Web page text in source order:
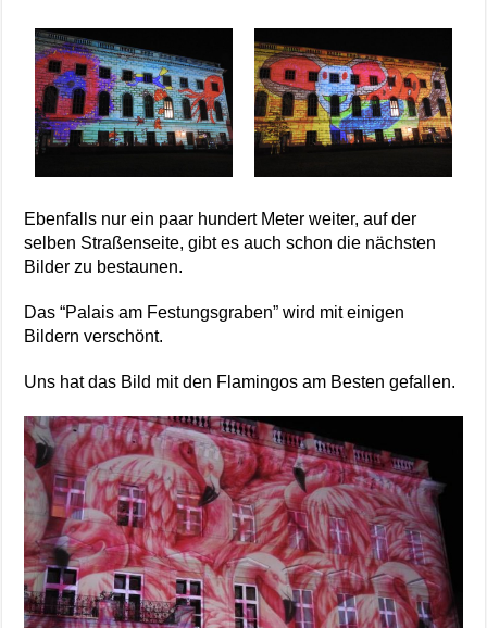
Ebenfalls nur ein paar hundert Meter weiter, auf der
selben Straßenseite, gibt es auch schon die nächsten
Bilder zu bestaunen.
Das “Palais am Festungsgraben” wird mit einigen
Bildern verschönt.
Uns hat das Bild mit den Flamingos am Besten gefallen.